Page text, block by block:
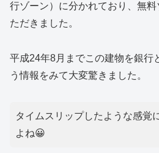
行ゾーン）に分かれており、無
ただきました。
平成24年8月までこの建物を銀行
う情報をみて大変驚きました。
タイムスリップしたような感覚
よね😀